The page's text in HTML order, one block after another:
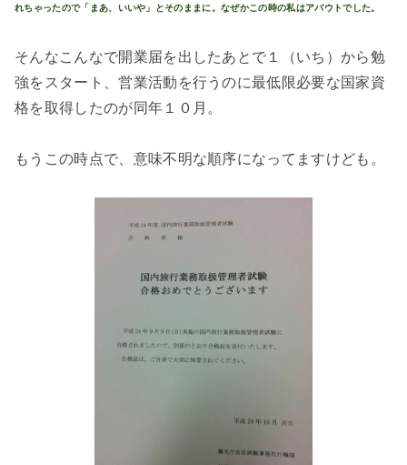
れちゃったので「まあ、いいや」とそのままに。なぜかこの時の私はアバウトでした。
そんなこんなで開業届を出したあとで１（いち）から勉
強をスタート、営業活動を行うのに最低限必要な国家資
格を取得したのが同年１０月。
もうこの時点で、意味不明な順序になってますけども。